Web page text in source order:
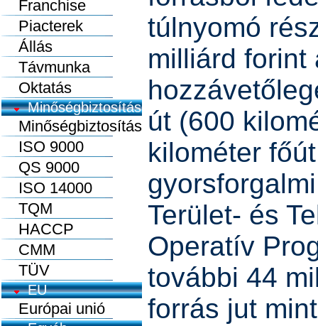
Franchise
Piacterek
Állás
Távmunka
Oktatás
Minőségbiztosítás
Minőségbiztosítás
ISO 9000
QS 9000
ISO 14000
TQM
HACCP
CMM
TÜV
EU
Európai unió
túlnyomó
milliárd forint
út (600
kilométer
Terület- és
Operatív
további 44
forrás jut